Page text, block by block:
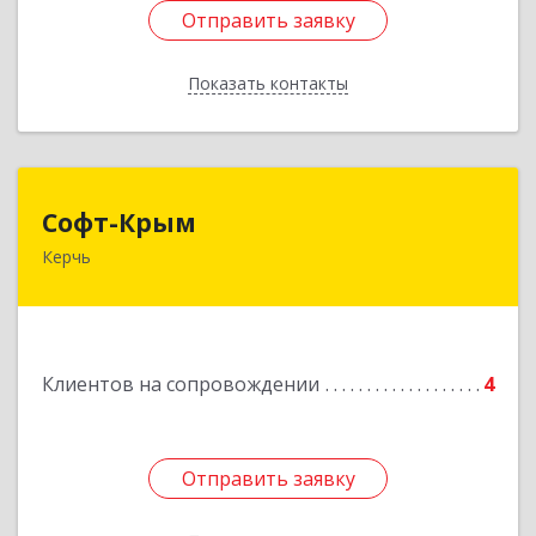
Отправить заявку
Показать контакты
Отправить заявку
Назад
Софт-Крым
Керчь
Клиентов на сопровождении 4
Отправить заявку
Республика Калмыкия, г. Элиста, ул. Губаревича,
Отправить заявку